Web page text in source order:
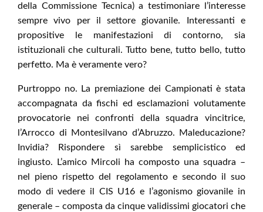
della Commissione Tecnica) a testimoniare l’interesse
sempre vivo per il settore giovanile. Interessanti e
propositive le manifestazioni di contorno, sia
istituzionali che culturali. Tutto bene, tutto bello, tutto
perfetto. Ma è veramente vero?
Purtroppo no. La premiazione dei Campionati è stata
accompagnata da fischi ed esclamazioni volutamente
provocatorie nei confronti della squadra vincitrice,
l’Arrocco di Montesilvano d’Abruzzo. Maleducazione?
Invidia? Rispondere sì sarebbe semplicistico ed
ingiusto. L’amico Mircoli ha composto una squadra –
nel pieno rispetto del regolamento e secondo il suo
modo di vedere il CIS U16 e l’agonismo giovanile in
generale – composta da cinque validissimi giocatori che